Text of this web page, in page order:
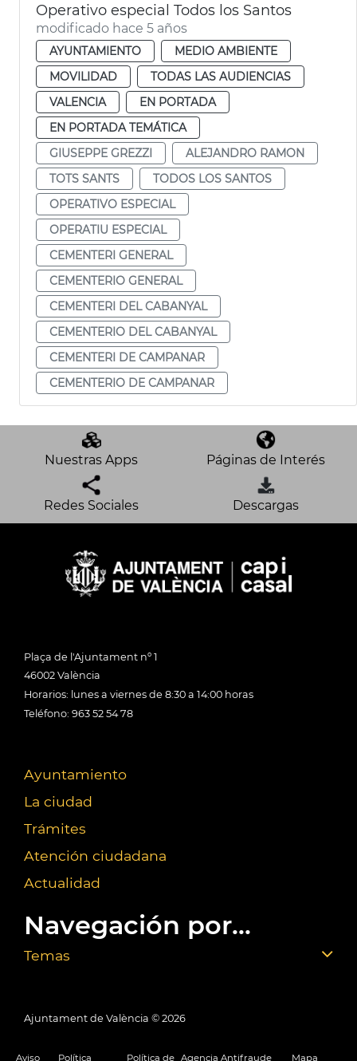
Operativo especial Todos los Santos
modificado hace 5 años
AYUNTAMIENTO
MEDIO AMBIENTE
MOVILIDAD
TODAS LAS AUDIENCIAS
VALENCIA
EN PORTADA
EN PORTADA TEMÁTICA
GIUSEPPE GREZZI
ALEJANDRO RAMON
TOTS SANTS
TODOS LOS SANTOS
OPERATIVO ESPECIAL
OPERATIU ESPECIAL
CEMENTERI GENERAL
CEMENTERIO GENERAL
CEMENTERI DEL CABANYAL
CEMENTERIO DEL CABANYAL
CEMENTERI DE CAMPANAR
CEMENTERIO DE CAMPANAR
Nuestras Apps Páginas de Interés
Redes Sociales Descargas
Plaça de l'Ajuntament nº 1
46002 València
Horarios: lunes a viernes de 8:30 a 14:00 horas
Teléfono: 963 52 54 78
Ayuntamiento
La ciudad
Trámites
Atención ciudadana
Actualidad
Navegación por...
Temas
Ajuntament de València © 2026
Aviso Política Política de Agencia Antifraude Mapa